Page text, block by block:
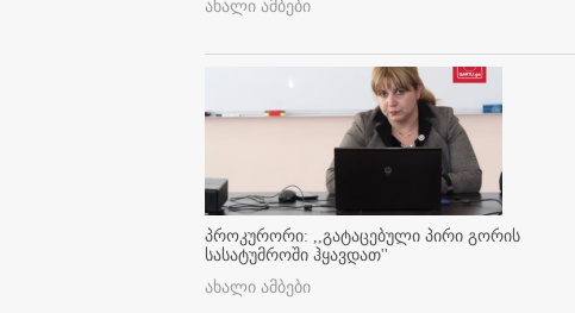
ახალი ამბები
პროკურორი: ,,გატაცებული პირი გორის
სასატუმროში ჰყავდათ''
ახალი ამბები